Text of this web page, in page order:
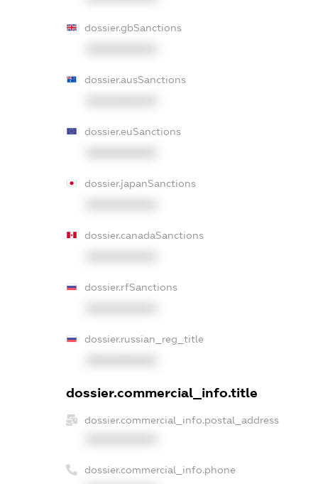
dossier.gbSanctions
dossier.ausSanctions
dossier.euSanctions
dossier.japanSanctions
dossier.canadaSanctions
dossier.rfSanctions
dossier.russian_reg_title
dossier.commercial_info.title
dossier.commercial_info.postal_address
dossier.commercial_info.phone